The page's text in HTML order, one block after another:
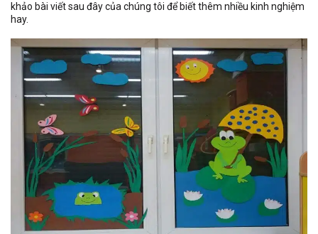
khảo bài viết sau đây của chúng tôi để biết thêm nhiều kinh nghiệm
hay.